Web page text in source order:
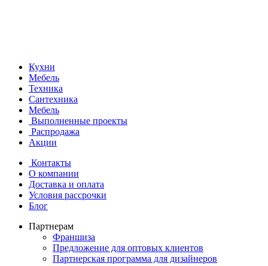
Кухни
Мебель
Техника
Сантехника
Мебель
Выполненные проекты
Распродажа
Акции
Контакты
О компании
Доставка и оплата
Условия рассрочки
Блог
Партнерам
Франшиза
Предложение для оптовых клиентов
Партнерская программа для дизайнеров